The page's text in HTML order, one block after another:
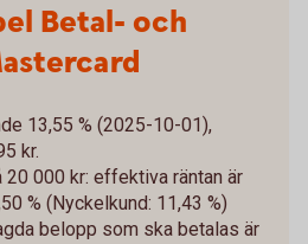
Betal- och
13,55 % (2025-10-01),
kr.
20 000 kr: effektiva räntan är
% (Nyckelkund: 11,43 %)
belopp som ska betalas är